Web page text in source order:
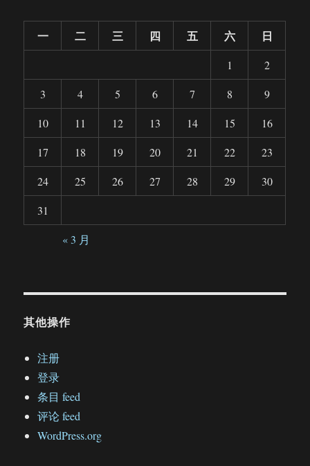
一 二 三 四 五 六 日
1
2
3
4 5 6 7 8
9
10
11 12 13 14 15
16
17
18 19 20 21 22
23
24
25 26 27 28 29
30
31
« 3 月
其他操作
注册
登录
条目 feed
评论 feed
WordPress.org